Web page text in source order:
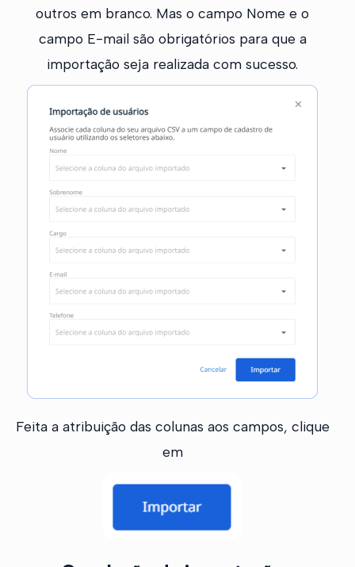
outros em branco. Mas o campo Nome e o
campo E-mail são obrigatórios para que a
importação seja realizada com sucesso.
Feita a atribuição das colunas aos campos, clique
em